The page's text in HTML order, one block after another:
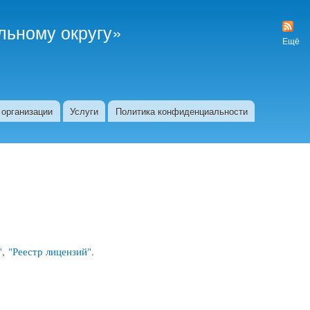
округу»
Карта
сайта
Ещё
Услуги
Политика конфиденциальности
, "Реестр лицензий".